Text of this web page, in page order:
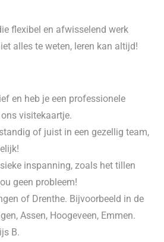
flexibel en afwisselend werk
alles te weten, leren kan altijd!
en heb je een professionele
visitekaartje.
of juist in een gezellig team,
inspanning, zoals het tillen
geen probleem!
of Drenthe. Bijvoorbeeld in de
Assen, Hoogeveen, Emmen.
B.